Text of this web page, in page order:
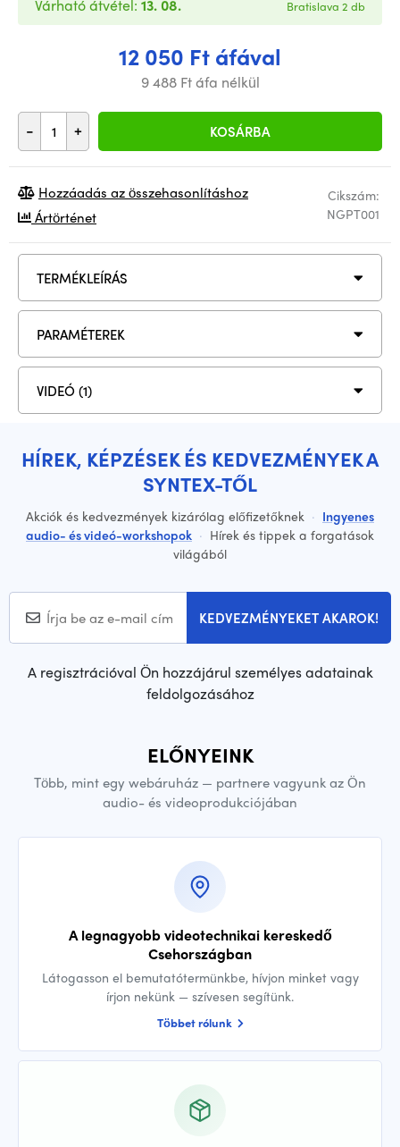
12 050 Ft áfával
9 488 Ft áfa nélkül
- + KOSÁRBA
Várható átvétel: 13. 08. Bratislava 2 db
Cikszám:
NGPT001
Hozzáadás az összehasonlításhoz
Ártörténet
TERMÉKLEÍRÁS
PARAMÉTEREK
VIDEÓ (1)
HÍREK, KÉPZÉSEK ÉS KEDVEZMÉNYEK A
SYNTEX-TŐL
Akciók és kedvezmények kizárólag előfizetőknek · Ingyenes
audio- és videó-workshopok · Hírek és tippek a forgatások
világából
KEDVEZMÉNYEKET AKAROK!
A regisztrációval Ön hozzájárul személyes adatainak
feldolgozásához
ELŐNYEINK
Több, mint egy webáruház — partnere vagyunk az Ön
audio- és videoprodukciójában
A legnagyobb videotechnikai kereskedő
Csehországban
Látogasson el bemutatótermünkbe, hívjon minket vagy
írjon nekünk — szívesen segítünk.
Többet rólunk